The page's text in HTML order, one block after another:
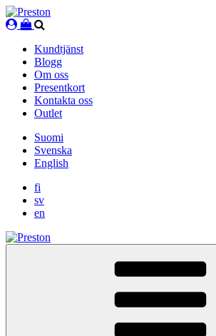
Skip
to
Kundtjänst
Blogg
Om oss
Presentkort
Kontakta oss
Outlet
Suomi
Svenska
English
fi
sv
en